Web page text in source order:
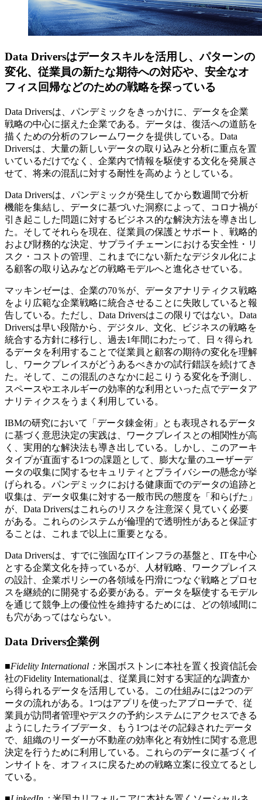
Data Driversはデータスキルを活用し、パターンの
変化、従業員の新たな期待への対応や、安全なオ
フィス回帰などのための戦略を探っている
Data Driversは、パンデミックをきっかけに、データを企業
戦略の中心に据えた企業である。データは、復活への道筋を
描くための分析のフレームワークを提供している。Data
Driversは、大量の新しいデータの取り込みと分析に重点を置
いているだけでなく、企業内で情報を駆使する文化を発展さ
せて、将来の混乱に対する耐性を高めようとしている。
Data Driversは、パンデミックが発生してから数週間で分析
機能を集結し、データに基づいた洞察によって、コロナ禍が
引き起こした問題に対するビジネス的な解決方法を導き出し
た。そしてそれらを現在、従業員の保護とサポート、戦略的
および財務的な決定、サプライチェーンにおける安全性・リ
スク・コストの管理、これまでにない新たなデジタル化によ
る顧客の取り込みなどの戦略モデルへと進化させている。
マッキンゼーは、企業の70％が、データアナリティクス戦略
をより広範な企業戦略に統合させることに失敗していると報
告している。ただし、Data Driversはこの限りではない。Data
Driversは早い段階から、デジタル、文化、ビジネスの戦略を
統合する方針に移行し、過去1年間にわたって、日々得られ
るデータを利用することで従業員と顧客の期待の変化を理解
し、ワークプレイスがどうあるべきかの試行錯誤を続けてき
た。そして、この混乱のさなかに起こりうる変化を予測し、
スペースやエネルギーの効率的な利用といった点でデータア
ナリティクスをうまく利用している。
IBMの研究において「データ錬金術」とも表現されるデータ
に基づく意思決定の実践は、ワークプレイスとの相関性が高
く、実用的な解決法も導き出している。しかし、このアーキ
タイプが直面する1つの課題として、膨大な量のユーザーデ
ータの収集に関するセキュリティとプライバシーの懸念が挙
げられる。パンデミックにおける健康面でのデータの追跡と
収集は、データ収集に対する一般市民の態度を「和らげた」
が、Data Driversはこれらのリスクを注意深く見ていく必要
がある。これらのシステムが倫理的で透明性があると保証す
ることは、これまで以上に重要となる。
Data Driversは、すでに強固なITインフラの基盤と、ITを中心
とする企業文化を持っているが、人材戦略、ワークプレイス
の設計、企業ポリシーの各領域を円滑につなぐ戦略とプロセ
スを継続的に開発する必要がある。データを駆使するモデル
を通じて競争上の優位性を維持するためには、どの領域間に
も穴があってはならない。
Data Drivers企業例
■Fidelity International： 米国ボストンに本社を置く投資信託会
社のFidelity Internationalは、従業員に対する実証的な調査か
ら得られるデータを活用している。この仕組みには2つのデ
ータの流れがある。1つはアプリを使ったアプローチで、従
業員が訪問者管理やデスクの予約システムにアクセスできる
ようにしたライブデータ、もう1つはその記録されたデータ
で、組織のリーダーが不動産の効率化と有効性に関する意思
決定を行うために利用している。これらのデータに基づくイ
ンサイトを、オフィスに戻るための戦略立案に役立てるとし
ている。